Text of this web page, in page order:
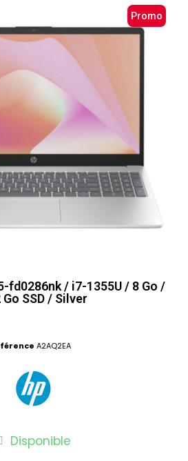
Promo
fd0286nk / i7-1355U / 8 Go /
Go SSD / Silver
A2AQ2EA
Disponible